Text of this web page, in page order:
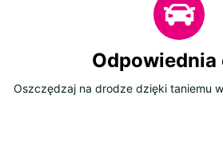
Odpowiednia
Oszczędzaj na drodze dzięki taniemu